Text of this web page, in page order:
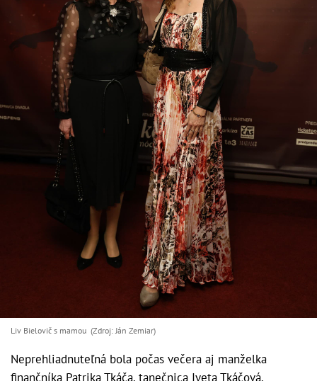
Liv Bielovič s mamou (Zdroj: Ján Zemiar)
Neprehliadnuteľná bola počas večera aj manželka
finančníka Patrika Tkáča, tanečnica Iveta Tkáčová.